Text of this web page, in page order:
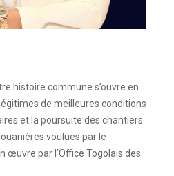
Contactez OTR
histoire commune s’ouvre en
de meilleures conditions
et la poursuite des chantiers
voulues par le
œuvre par l’Office Togolais des